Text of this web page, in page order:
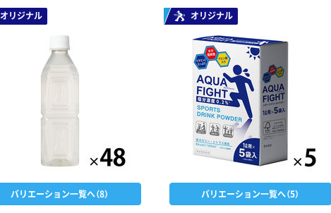
オリジナル
バリエーション一覧へ（8）
オリジナル
バリエーション一覧へ（5）